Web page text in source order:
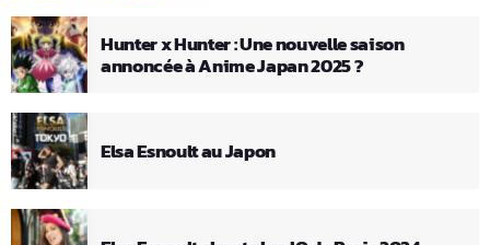
Hunter x Hunter : Une nouvelle saison
annoncée à Anime Japan 2025 ?
Elsa Esnoult au Japon